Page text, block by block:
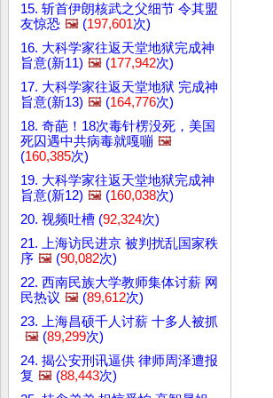
15. 斩首伊朗核武之父细节 令其盟
友惊恐 🖼️ (197,601次)
16. 大科学家往返天堂地狱完成神
旨意(新11) 🖼️ (177,942次)
17. 大科学家往返天堂地狱 完成神
旨意(新13) 🖼️ (164,776次)
18. 奇葩！18次毒针楞没死，美国
死囚遇中共病毒就嘎嘣 🖼️
(160,385次)
19. 大科学家往返天堂地狱完成神
旨意(新12) 🖼️ (160,038次)
20. 视频吐槽 (92,324次)
21. 上海访民进京 被判扰乱国家秩
序 🖼️ (90,082次)
22. 西南民族大学教师集体讨薪 网
民热议 🖼️ (89,612次)
23. 上海昌硕千人讨薪 十多人被抓
🖼️ (89,299次)
24. 揭公安刑讯逼供 律师周泽遭报
复 🖼️ (88,443次)